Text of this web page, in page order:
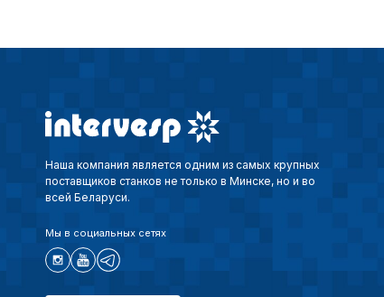
Наша компания является одним из самых крупных
поставщиков станков не только в Минске, но и во
всей Беларуси.
Мы в социальных сетях